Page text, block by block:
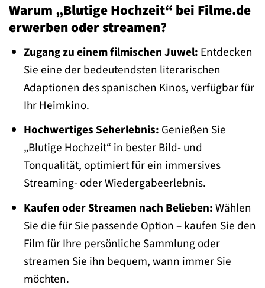
Warum „Blutige Hochzeit“ bei Filme.de
erwerben oder streamen?
Zugang zu einem filmischen Juwel: Entdecken
Sie eine der bedeutendsten literarischen
Adaptionen des spanischen Kinos, verfügbar für
Ihr Heimkino.
Hochwertiges Seherlebnis: Genießen Sie
„Blutige Hochzeit“ in bester Bild- und
Tonqualität, optimiert für ein immersives
Streaming- oder Wiedergabeerlebnis.
Kaufen oder Streamen nach Belieben:Wählen
Sie die für Sie passende Option – kaufen Sie den
Film für Ihre persönliche Sammlung oder
streamen Sie ihn bequem, wann immer Sie
möchten.